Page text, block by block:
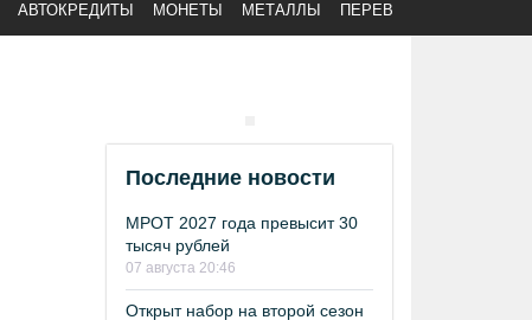
АВТОКРЕДИТЫ МОНЕТЫ МЕТАЛЛЫ ПЕРЕВОДЫ
Последние новости
МРОТ 2027 года превысит 30
тысяч рублей
07 августа 20:46
Открыт набор на второй сезон